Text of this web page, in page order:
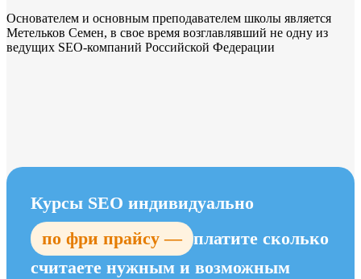
Основателем и основным преподавателем школы является
Метельков Семен, в свое время возглавлявший не одну из
ведущих SEO-компаний Российской Федерации
Курсы SEO индивидуально
по фри прайсу — платите сколько
считаете нужным и возможным